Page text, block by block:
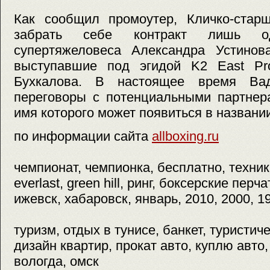
Как сообщил промоутер, Кличко-
забрать себе контракт лишь
супертяжеловеса Александра
выступавшие под эгидой K2 East
Бухкалова. В настоящее время
переговоры с потенциальными
имя которого может появиться в
по информации сайта allboxing.ru
чемпионат, чемпионка, бесплатно,
everlast, green hill, ринг, боксерские
ижевск, хабаровск, январь, 2010, 2000,
туризм, отдых в тунисе, банкет,
дизайн квартир, прокат авто, куплю
вологда, омск